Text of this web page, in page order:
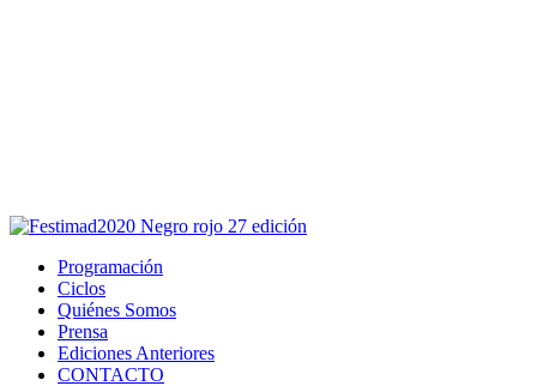
Programación
Ciclos
Quiénes Somos
Prensa
Ediciones Anteriores
CONTACTO